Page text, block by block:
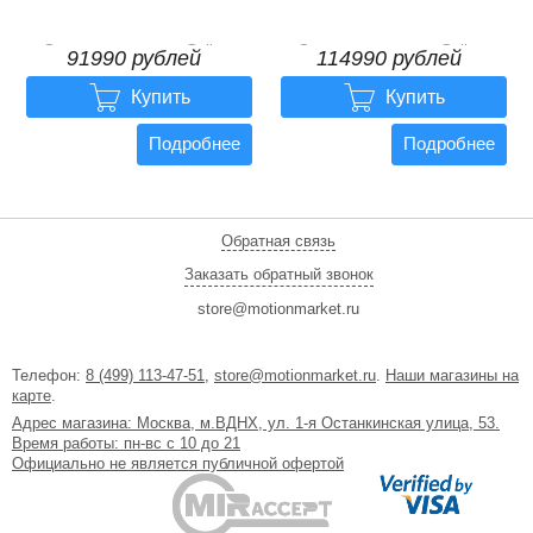
Электровелосипед Gelbert
Saturn 2 PRO
91990 рублей
91990 рублей
 Купить
Подробнее
Электровелосипед Gelbert
Pegas 2 ULTRA
114990 рублей
114990 рублей
 Купить
Подробнее
Обратная связь
Заказать обратный звонок
store@motionmarket.ru
Телефон: 8 (499) 113-47-51, store@motionmarket.ru. Наши магазины на
карте.
Адрес магазина: Москва, м.ВДНХ, ул. 1-я Останкинская улица, 53.
Время работы: пн-вс с 10 до 21
Официально не является публичной офертой